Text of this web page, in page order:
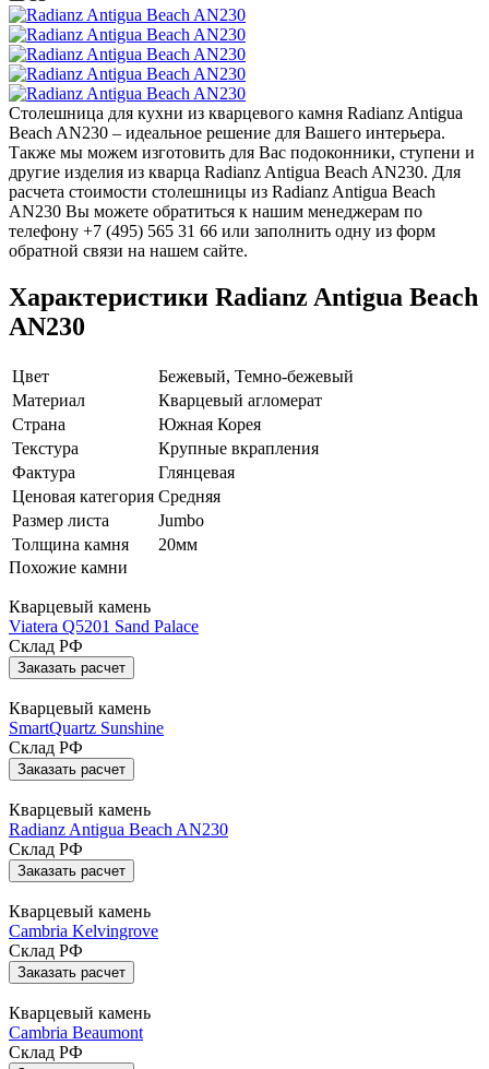
Столешница для кухни из кварцевого камня Radianz Antigua
Beach AN230 – идеальное решение для Вашего интерьера.
Также мы можем изготовить для Вас подоконники, ступени и
другие изделия из кварца Radianz Antigua Beach AN230. Для
расчета стоимости столешницы из Radianz Antigua Beach
AN230 Вы можете обратиться к нашим менеджерам по
телефону +7 (495) 565 31 66 или заполнить одну из форм
обратной связи на нашем сайте.
Характеристики Radianz Antigua Beach
AN230
Цвет
Бежевый, Темно-бежевый
Материал
Кварцевый агломерат
Страна
Южная Корея
Текстура
Крупные вкрапления
Фактура
Глянцевая
Ценовая категория Средняя
Размер листа
Jumbo
Толщина камня
20мм
Похожие камни
Кварцевый камень
Viatera Q5201 Sand Palace
Склад РФ
Заказать расчет
Кварцевый камень
SmartQuartz Sunshine
Склад РФ
Заказать расчет
Кварцевый камень
Radianz Antigua Beach AN230
Склад РФ
Заказать расчет
Кварцевый камень
Cambria Kelvingrove
Склад РФ
Заказать расчет
Кварцевый камень
Cambria Beaumont
Склад РФ